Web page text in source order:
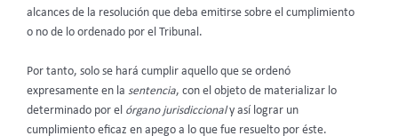
alcances de la resolución que deba emitirse sobre el cumplimiento
o no de lo ordenado por el Tribunal.
Por tanto, solo se hará cumplir aquello que se ordenó
expresamente en la sentencia, con el objeto de materializar lo
determinado por el órgano jurisdiccionaly así lograr un
cumplimiento eficaz en apego a lo que fue resuelto por éste.